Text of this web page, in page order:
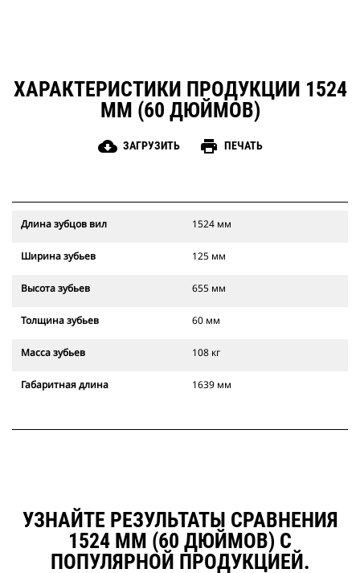
ХАРАКТЕРИСТИКИ ПРОДУКЦИИ 1524
ММ (60 ДЮЙМОВ)
cloud_download ЗАГРУЗИТЬ print ПЕЧАТЬ
Длина зубцов вил 1524 мм
Ширина зубьев 125 мм
Высота зубьев 655 мм
Толщина зубьев 60 мм
Масса зубьев 108 кг
Габаритная длина 1639 мм
УЗНАЙТЕ РЕЗУЛЬТАТЫ СРАВНЕНИЯ
1524 ММ (60 ДЮЙМОВ) С
ПОПУЛЯРНОЙ ПРОДУКЦИЕЙ.